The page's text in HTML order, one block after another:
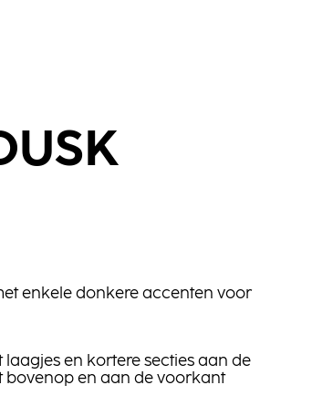
enkele donkere accenten voor
laagjes en kortere secties aan de
bovenop en aan de voorkant